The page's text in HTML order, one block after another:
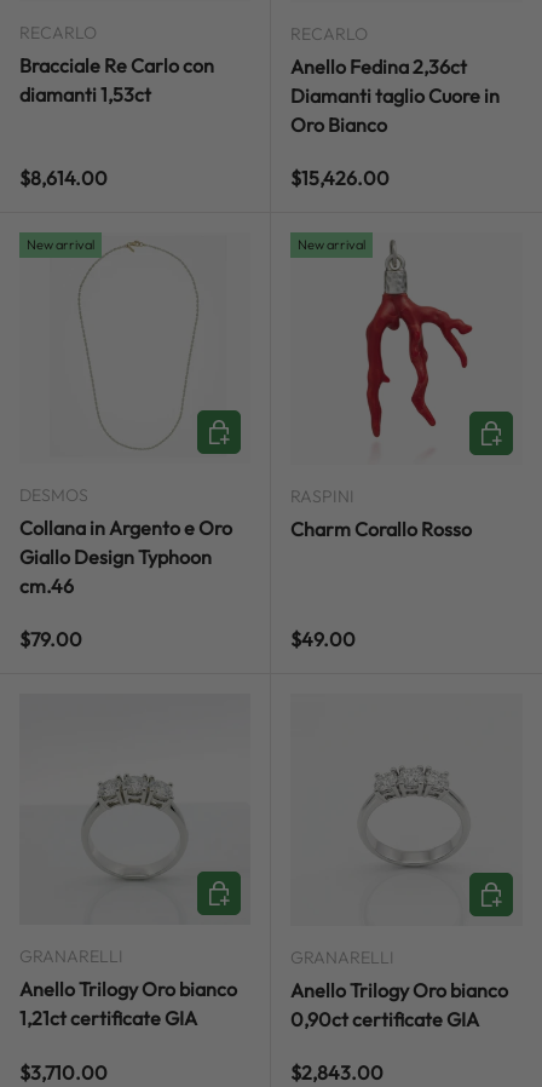
RECARLO
Bracciale Re Carlo con
diamanti 1,53ct
Regular price
$8,614.00
RECARLO
Anello Fedina 2,36ct
Diamanti taglio Cuore in
Oro Bianco
Regular price
$15,426.00
New arrival
DESMOS
Collana in Argento e Oro
Giallo Design Typhoon
cm.46
Regular price
$79.00
ADD TO CART
New arrival
RASPINI
Charm Corallo Rosso
Regular price
$49.00
ADD
GRANARELLI
Anello Trilogy Oro bianco
1,21ct certificate GIA
Regular price
$3,710.00
ADD TO CART
GRANARELLI
Anello Trilogy Oro bianco
0,90ct certificate GIA
Regular price
$2,843.00
ADD